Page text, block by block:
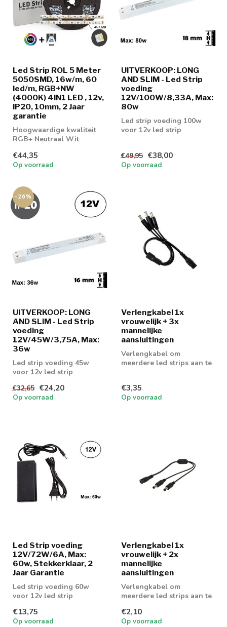
Led Strip ROL 5 Meter
5050SMD, 16w/m, 60
led/m, RGB+NW
(4000K) 4IN1 LED , 12v,
IP20, 10mm, 2 Jaar
garantie
Hoogwaardige kwaliteit
RGB+ Neutraal Wit
leds per meter
€44,35
Op voorraad
UITVERKOOP: LONG
AND SLIM - Led Strip
voeding
12V/100W/8,33A, Max:
80w
Led strip voeding 100w
voor 12v led strip
€49,95 €38,00
Op voorraad
-26%
UITVERKOOP: LONG
AND SLIM - Led Strip
voeding
12V/45W/3,75A, Max:
36w
Led strip voeding 45w
voor 12v led strip
€32,65 €24,20
Op voorraad
Verlengkabel 1x
vrouwelijk + 3x
mannelijke
aansluitingen
Verlengkabel om
meerdere led strips aan te
€3,35
Op voorraad
Led Strip voeding
12V/72W/6A, Max:
60w, Stekkerklaar, 2
Jaar Garantie
Led strip voeding 60w
voor 12v led strip
€13,75
Op voorraad
Verlengkabel 1x
vrouwelijk + 2x
mannelijke
aansluitingen
Verlengkabel om
meerdere led strips aan te
€2,10
Op voorraad